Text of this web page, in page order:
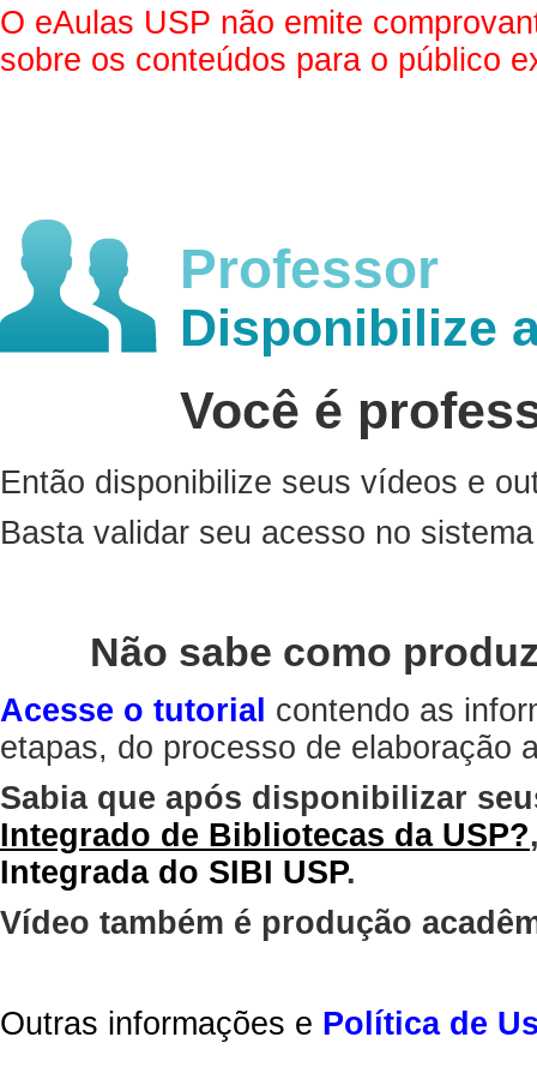
O eAulas USP não emite
sobre os conteúdos para o público
Professor
Disponibilize
Você é
Então disponibilize seus vídeos e
Basta validar seu acesso no
Não sabe como
Acesse o tutorial contendo as
etapas, do processo de elaboração
Sabia que após disponibilizar
Integrado de Bibliotecas da USP?
Integrada do SIBI USP.
Vídeo também é produção
Outras informações e Política de